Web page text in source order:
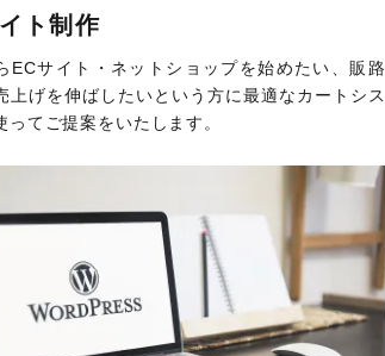
ト制作
ECサイト・ネットショップを始めたい、販路
上げを伸ばしたいという方に最適なカートシス
ってご提案をいたします。